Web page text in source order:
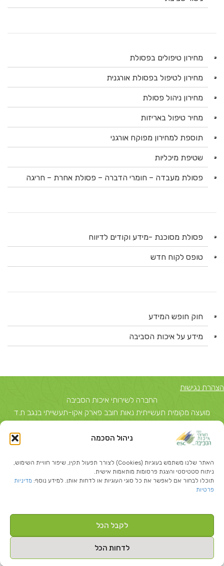
ניהול הסכמה
האתר שלנו משתמש בעוגיות (Cookies) לצורך תפעול תקין, שיפור חוויית השימוש,
ניתוח סטטיסטי והצגת פרסומות מותאמות אישית.
תוכלו לבחור אם לאפשר את כל סוגי העוגיות או לדחות אותן. למידע נוסף: מדיניות
פרטיות
לקבל הכל
לדחות הכל
מחירון טיפולים בפסולת
מחירון לטיפול בפסולת אורגנית
מחירון ניהול פסולת
מחיר טיפול באריזות
תוספת למחירון מפוקח אורגני
שטיפת מיכליות
פסולת מעבדה – חומרי הדברה – פסולת אחרת – חריגה
פסולת מסוכנת -מידע וקודים לדיווח
טופס לקוח חדש
חוק חופש המידע
מידע על איכות הסביבה
הצהרת נגישות
החברה לשירותי איכות הסביבה
מועצה מקומית תעשייתית נאות חובב פארק אקו-תעשייתי בנגב ת.ד
יצחק שדה 40, תל אביב ת.ד 51631 תל אביב 67212 טל: 03-
5374850
info@escil.co.il
-בניית אתרי וורדפרס
כל הזכויות שמורות להחברה לשירותי איכות הסביבה ©